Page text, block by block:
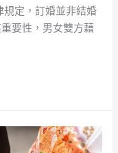
定，訂婚並非結婚
要性，男女雙方藉